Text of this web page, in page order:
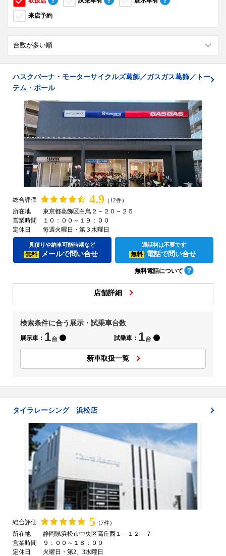
来店予約
ハスクバーナ・モーターサイクルズ葛飾／ガスガス葛飾／トー
テム・ポール
総合評価 4.9 （12件）
所在地
東京都葛飾区白鳥２－２０－２５
営業時間
１０：００～１９：００
定休日
毎週火曜日・第３水曜日
見積りや納車可能時期など
無料 メールで問い合せ
通話料は不要です
無料 電話で問い合せ
無料電話について
店舗詳細
検索条件に合う展示・試乗車台数
展示車： 1台 試乗車： 1台
新車取扱一覧
タイラレーシング 浜松店
総合評価 5 （7件）
所在地
静岡県浜松市中央区高丘西１－１２－７
営業時間
９：００～１８：００
定休日
火曜日・第2、3水曜日